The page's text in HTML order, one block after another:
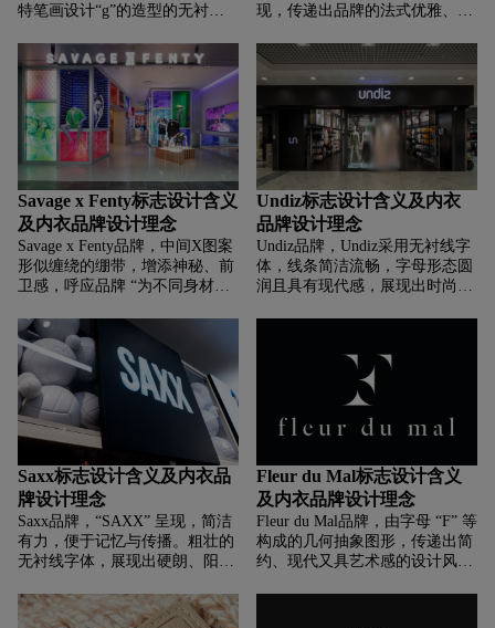
特笔画设计“g”的造型的无衬线
格，呼应牛仔服饰的硬朗、耐用
特质，强化品牌与户外、牛仔生
活方式的绑定，传递出品牌产品
的实用性与时尚感。
现，传递出品牌的法式优雅、浪
品牌的独特性与时尚影响力，让
消费者关联到其精致内衣所展现
的法式性感与艺术设计 。
Savage x Fenty标志设计含义
及内衣品牌设计理念
Savage x Fenty品牌，‌‌‌中间X图案
形似缠绕的绷带，增添神秘、前
卫感，呼应品牌 “为不同身材、
位，象征打破内衣行业传统审美
束缚，传递包容与个性。
“SAVAGE” 传递出野性、大胆、
不羁的态度，“FENTY” 是蕾哈
娜姓氏，代表品牌与她的关联，
彰显个人风格与影响力。二者结
合体现品牌打破常规、展现多元
性感的理念。
Undiz标志设计含义及内衣
品牌设计理念
Undiz品牌，‌‌‌Undiz采用无衬线字
体，线条简洁流畅，字母形态圆
润且具有现代感，展现出时尚、
匹配，体现品牌紧跟潮流、注重
穿着体验的特点 。
Saxx标志设计含义及内衣品
牌设计理念
Saxx品牌，‌‌‌“SAXX” 呈现，简洁
有力，便于记忆与传播。粗壮的
无衬线字体，展现出硬朗、阳刚
者的定位，传递出力量感与可靠
性。
Fleur du Mal标志设计含义
及内衣品牌设计理念
Fleur du Mal品牌，‌‌‌由字母 “F” 等
构成的几何抽象图形，传递出简
约、现代又具艺术感的设计风